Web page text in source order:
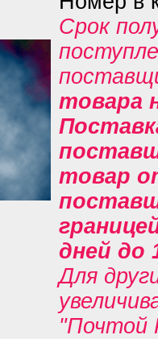
Срок
товара
товар
дней до
Для
"Почтой